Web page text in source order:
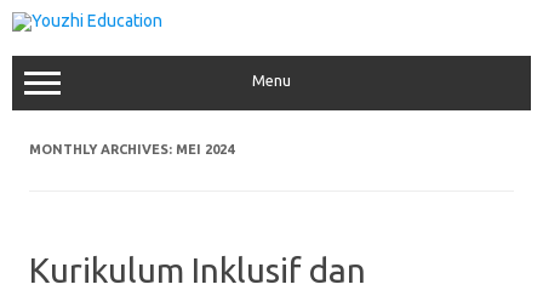
Skip
to
content
Menu
MONTHLY ARCHIVES: MEI 2024
Kurikulum Inklusif dan